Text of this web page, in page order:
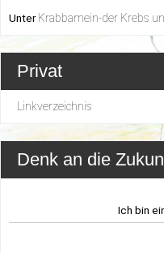
Unter Krabbamein-der Krebs
Privat
Linkverzeichnis
Denk an die
Ich bin